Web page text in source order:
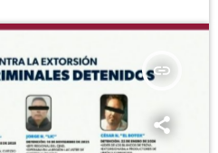
insert_link